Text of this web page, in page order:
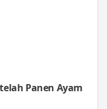
Panen Ayam